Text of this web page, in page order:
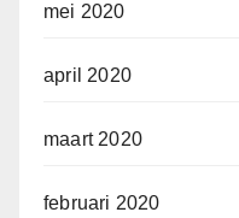
mei 2020
april 2020
maart 2020
februari 2020